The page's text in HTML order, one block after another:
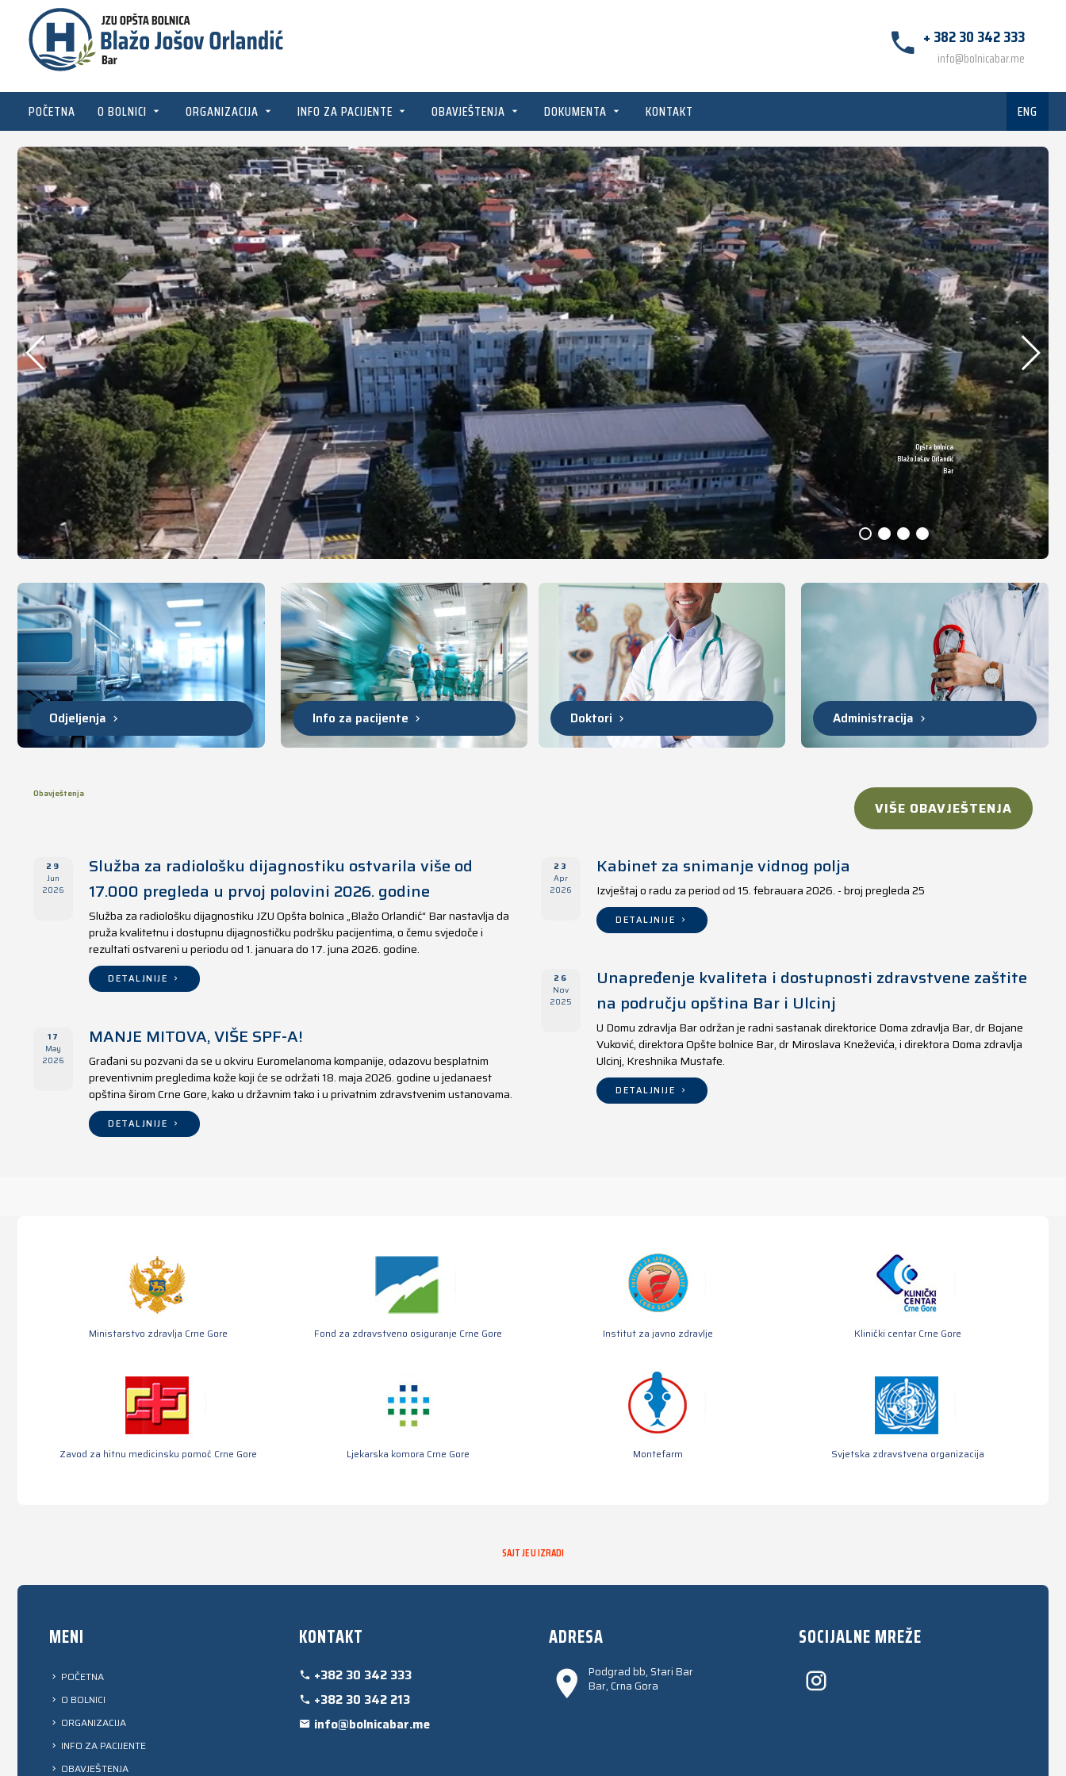
+ 382 30 342 333
info@bolnicabar.me
POČETNA O BOLNICI ORGANIZACIJA INFO ZA PACIJENTE OBAVJEŠTENJA DOKUMENTA KONTAKT ENG
Opšta bolnica
Blažo Jošov Orlandić
Bar
Odjeljenja
DETALJNIJE
Info za pacijente
DETALJNIJE
Doktori
DETALJNIJE
Administracija
DETALJNIJE
Obavještenja
VIŠE OBAVJEŠTENJA
29
Jun
2026
Služba za radiološku dijagnostiku ostvarila više od
17.000 pregleda u prvoj polovini 2026. godine
Služba za radiološku dijagnostiku JZU Opšta bolnica „Blažo Orlandić“ Bar nastavlja da
pruža kvalitetnu i dostupnu dijagnostičku podršku pacijentima, o čemu svjedoče i
rezultati ostvareni u periodu od 1. januara do 17. juna 2026. godine.
DETALJNIJE
17
May
2026
MANJE MITOVA, VIŠE SPF-A!
Građani su pozvani da se u okviru Euromelanoma kompanije, odazovu besplatnim
preventivnim pregledima kože koji će se održati 18. maja 2026. godine u jedanaest
opština širom Crne Gore, kako u državnim tako i u privatnim zdravstvenim ustanovama.
DETALJNIJE
23
Apr
2026
Kabinet za snimanje vidnog polja
Izvještaj o radu za period od 15. febrauara 2026. - broj pregleda 25
DETALJNIJE
26
Nov
2025
Unapređenje kvaliteta i dostupnosti zdravstvene zaštite
na području opština Bar i Ulcinj
U Domu zdravlja Bar održan je radni sastanak direktorice Doma zdravlja Bar, dr Bojane
Vuković, direktora Opšte bolnice Bar, dr Miroslava Kneževića, i direktora Doma zdravlja
Ulcinj, Kreshnika Mustafe.
DETALJNIJE
Ministarstvo zdravlja Crne Gore Fond za zdravstveno osiguranje Crne Gore Institut za javno zdravlje Klinički centar Crne Gore
Zavod za hitnu medicinsku pomoć Crne Gore Ljekarska komora Crne Gore Montefarm Svjetska zdravstvena organizacija
SAJT JE U IZRADI
MENI
POČETNA
O BOLNICI
ORGANIZACIJA
INFO ZA PACIJENTE
OBAVJEŠTENJA
KONTAKT
+382 30 342 333
+382 30 342 213
info@bolnicabar.me
ADRESA
Podgrad bb, Stari Bar
Bar, Crna Gora
SOCIJALNE MREŽE